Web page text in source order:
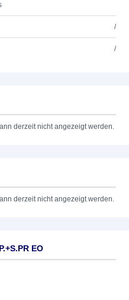
/
/
derzeit nicht angezeigt werden.
derzeit nicht angezeigt werden.
EO